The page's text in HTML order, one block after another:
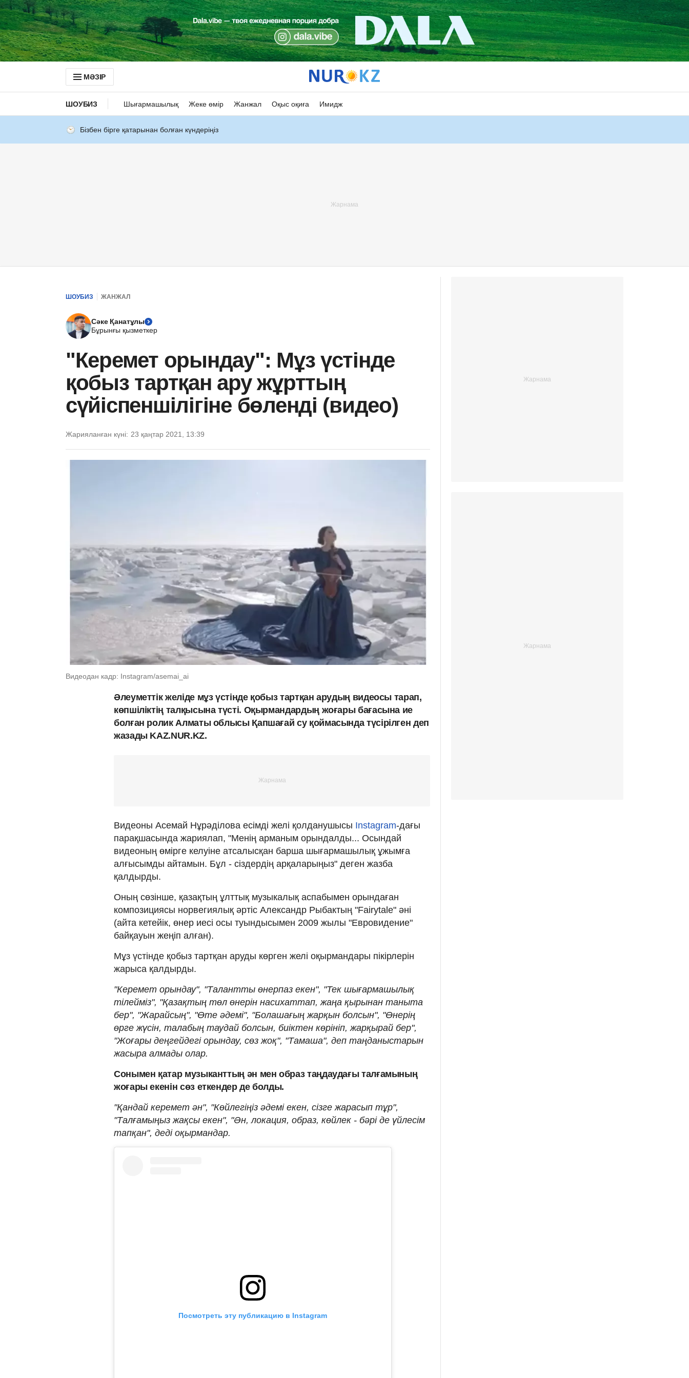
МӘЗІР
ШОУБИЗ Шығармашылық Жеке өмір Жанжал Оқыс оқиға Имидж
Бізбен бірге қатарынан болған күндеріңіз
ШОУБИЗ ЖАНЖАЛ
Сәке Қанатұлы
Бұрынғы қызметкер
"Керемет орындау": Мұз үстінде
қобыз тартқан ару жұрттың
сүйіспеншілігіне бөленді (видео)
Жарияланған күні: 23 қаңтар 2021, 13:39
Видеодан кадр: Instagram/asemai_ai
Әлеуметтік желіде мұз үстінде қобыз тартқан арудың видеосы тарап,
көпшіліктің талқысына түсті. Оқырмандардың жоғары бағасына ие
болған ролик Алматы облысы Қапшағай су қоймасында түсірілген деп
жазады KAZ.NUR.KZ.
Видеоны Асемай Нұрәділова есімді желі қолданушысы Instagram-дағы
парақшасында жариялап, "Менің арманым орындалды... Осындай
видеоның өмірге келуіне атсалысқан барша шығармашылық ұжымға
алғысымды айтамын. Бұл - сіздердің арқаларыңыз" деген жазба
қалдырды.
Оның сөзінше, қазақтың ұлттық музыкалық аспабымен орындаған
композициясы норвегиялық әртіс Александр Рыбактың "Fairytale" әні
(айта кетейік, өнер иесі осы туындысымен 2009 жылы "Евровидение"
байқауын жеңіп алған).
Мұз үстінде қобыз тартқан аруды көрген желі оқырмандары пікірлерін
жарыса қалдырды.
"Керемет орындау", "Талантты өнерпаз екен", "Тек шығармашылық
тілейміз", "Қазақтың төл өнерін насихаттап, жаңа қырынан таныта
бер", "Жарайсың", "Өте әдемі", "Болашағың жарқын болсын", "Өнерің
өрге жүсін, талабың таудай болсын, биіктен көрініп, жарқырай бер",
"Жоғары деңгейдегі орындау, сөз жоқ", "Тамаша", деп таңданыстарын
жасыра алмады олар.
Сонымен қатар музыканттың ән мен образ таңдаудағы талғамының
жоғары екенін сөз еткендер де болды.
"Қандай керемет ән", "Көйлегіңіз әдемі екен, сізге жарасып тұр",
"Талғамыңыз жақсы екен", "Ән, локация, образ, көйлек - бәрі де үйлесім
тапқан", деді оқырмандар.
Посмотреть эту публикацию в Instagram